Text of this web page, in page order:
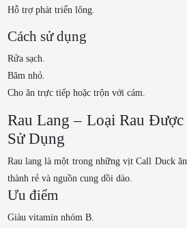
Hỗ trợ phát triển lông.
Cách sử dụng
Rửa sạch.
Băm nhỏ.
Cho ăn trực tiếp hoặc trộn với cám.
Rau Lang – Loại Rau
Sử Dụng
Rau lang là một trong những vịt Call Duck
thành rẻ và nguồn cung dồi dào.
Ưu điểm
Giàu vitamin nhóm B.